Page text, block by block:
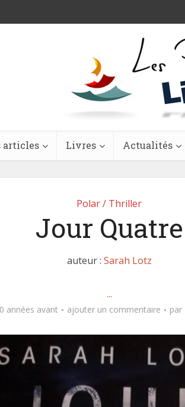
articles Livres Actualités
Polar / Thriller
Jour Quatre
auteur : Sarah Lotz
...
années avant ajouter un commentaire par